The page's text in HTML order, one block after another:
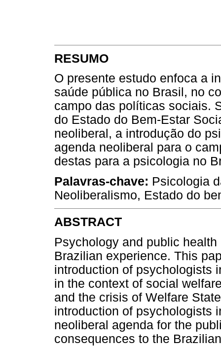
RESUMO
O presente estudo enfoca a
saúde pública no Brasil, no
campo das políticas sociais.
do Estado do Bem-Estar
neoliberal, a introdução do
agenda neoliberal para o
destas para a psicologia no
Palavras-chave: Psicologia
Neoliberalismo, Estado do
ABSTRACT
Psychology and public
Brazilian experience. This
introduction of psychologists
in the context of social
and the crisis of Welfare
introduction of psychologists
neoliberal agenda for the
consequences to the